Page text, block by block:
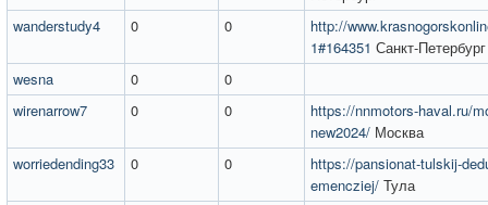
wanderstudy4
0 0
http://
1#164351 Санкт-Петербург
wesna
0
0
wirenarrow7
0 0
https://nnmotors-haval.ru/
new2024/ Москва
worriedending33
0 0
https://pansionat-tulskij-
emencziej/ Тула